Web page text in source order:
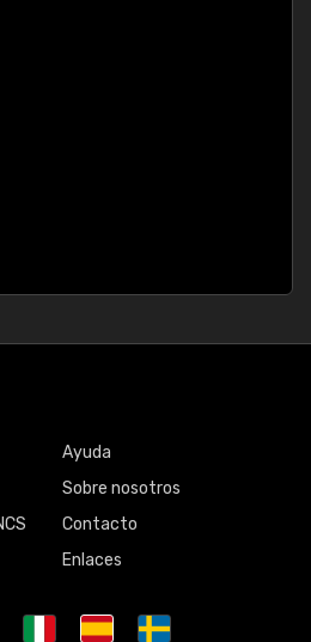
Ayuda
Sobre nosotros
Contacto
Enlaces